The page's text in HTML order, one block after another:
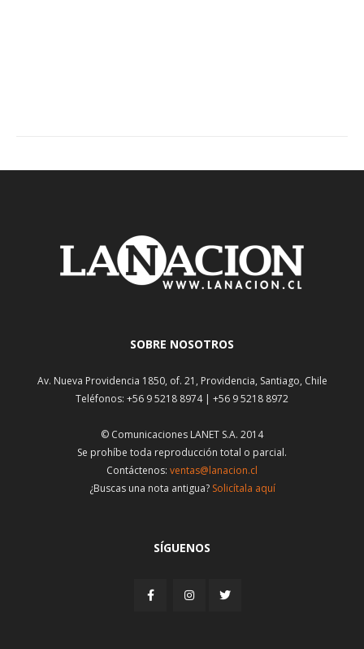
SOBRE NOSOTROS
Av. Nueva Providencia 1850, of. 21, Providencia, Santiago, Chile
Teléfonos: +56 9 5218 8974 | +56 9 5218 8972
© Comunicaciones LANET S.A. 2014
Se prohíbe toda reproducción total o parcial.
Contáctenos: ventas@lanacion.cl
¿Buscas una nota antigua? Solicítala aquí
SÍGUENOS